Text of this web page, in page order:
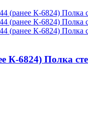
К-6824) Полка